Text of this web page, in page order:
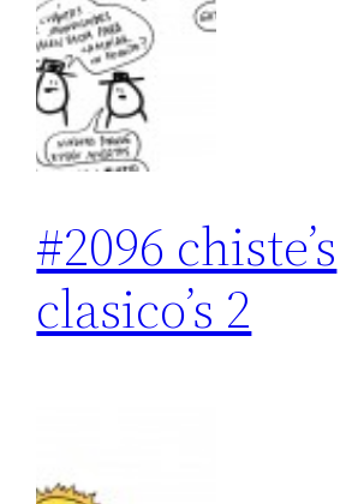
#2096 chiste’s
clasico’s 2